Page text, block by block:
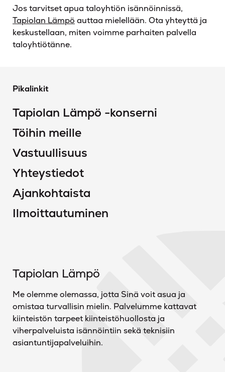
Jos tarvitset apua taloyhtiön isännöinnissä,
Tapiolan Lämpö auttaa mielellään. Ota yhteyttä ja
keskustellaan, miten voimme parhaiten palvella
taloyhtiötänne.
Pikalinkit
Tapiolan Lämpö -konserni
Töihin meille
Vastuullisuus
Yhteystiedot
Ajankohtaista
Ilmoittautuminen
Tapiolan Lämpö
Me olemme olemassa, jotta Sinä voit asua ja
omistaa turvallisin mielin. Palvelumme kattavat
kiinteistön tarpeet kiinteistöhuollosta ja
viherpalveluista isännöintiin sekä teknisiin
asiantuntijapalveluihin.